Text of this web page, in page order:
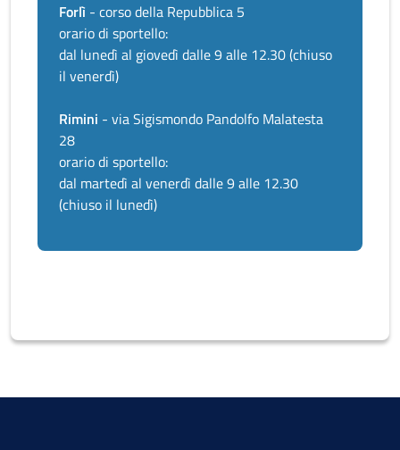
Forlì - corso della Repubblica 5
orario di sportello:
dal lunedì al giovedì dalle 9 alle 12.30 (chiuso
il venerdì)
Rimini - via Sigismondo Pandolfo Malatesta
28
orario di sportello:
dal martedì al venerdì dalle 9 alle 12.30
(chiuso il lunedì)